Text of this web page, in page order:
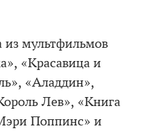
из мультфильмов
«Красавица и
«Аладдин»,
Лев», «Книга
Поппинс» и